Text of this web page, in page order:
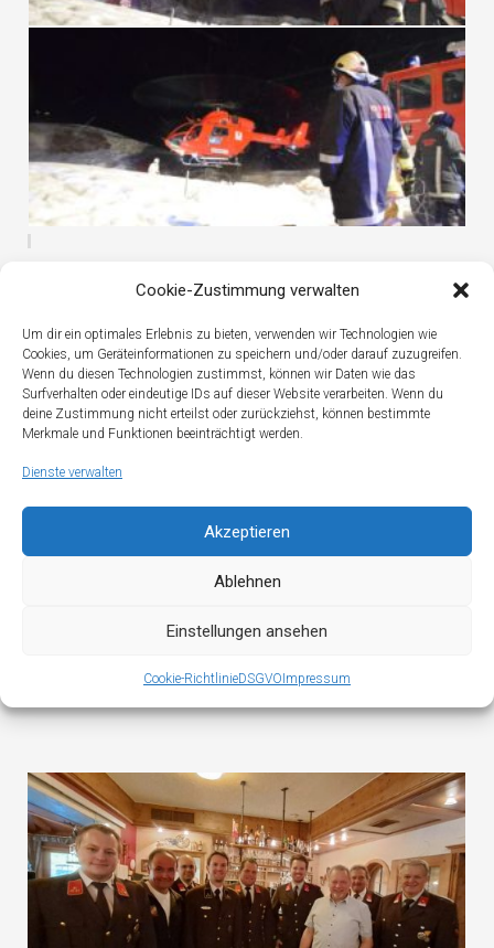
Cookie-Zustimmung verwalten
Um dir ein optimales Erlebnis zu bieten, verwenden wir Technologien wie
Cookies, um Geräteinformationen zu speichern und/oder darauf zuzugreifen.
Wenn du diesen Technologien zustimmst, können wir Daten wie das
Surfverhalten oder eindeutige IDs auf dieser Website verarbeiten. Wenn du
deine Zustimmung nicht erteilst oder zurückziehst, können bestimmte
Merkmale und Funktionen beeinträchtigt werden.
Dienste verwalten
Akzeptieren
Ablehnen
Einstellungen ansehen
Cookie-RichtlinieDSGVO Impressum
YOU MAY ALSO LIKE...
Wissenstest der Feuerwehrjugend in Auffach